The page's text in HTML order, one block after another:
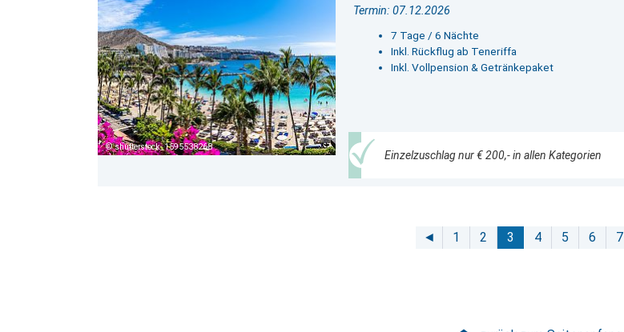
shutterstock_1595538268
Termin: 07.12.2026
7 Tage / 6 Nächte
Inkl. Rückflug ab Teneriffa
Inkl. Vollpension & Getränkepaket
Einzelzuschlag nur € 200,- in allen Kategorien
◄ 1 2 3 4 5 6 7